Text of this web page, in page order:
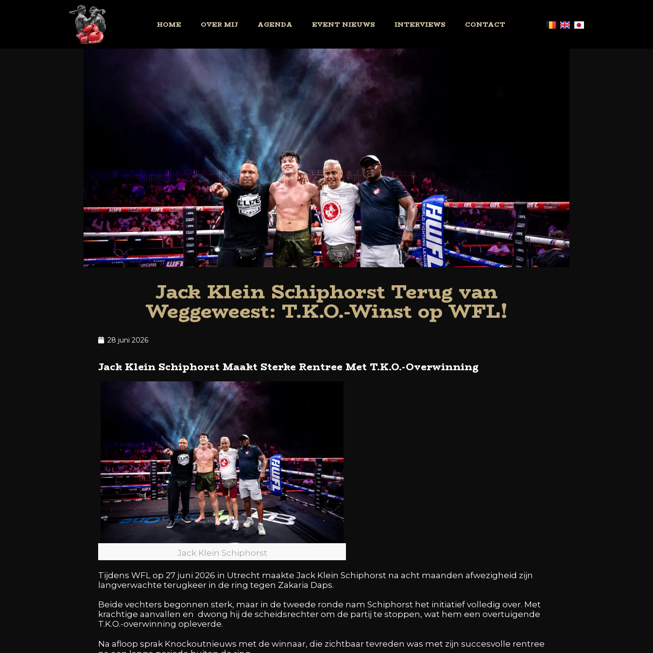
HOME OVER MIJ AGENDA EVENT NIEUWS INTERVIEWS CONTACT
Jack Klein Schiphorst Terug van
Weggeweest: T.K.O.-Winst op WFL!
28 juni 2026
Jack Klein Schiphorst Maakt Sterke Rentree Met T.K.O.-Overwinning
Jack Klein Schiphorst
Tijdens WFL op 27 juni 2026 in Utrecht maakte Jack Klein Schiphorst na acht maanden afwezigheid zijn
langverwachte terugkeer in de ring tegen Zakaria Daps.
Beide vechters begonnen sterk, maar in de tweede ronde nam Schiphorst het initiatief volledig over. Met
krachtige aanvallen en dwong hij de scheidsrechter om de partij te stoppen, wat hem een overtuigende
T.K.O.-overwinning opleverde.
Na afloop sprak Knockoutnieuws met de winnaar, die zichtbaar tevreden was met zijn succesvolle rentree